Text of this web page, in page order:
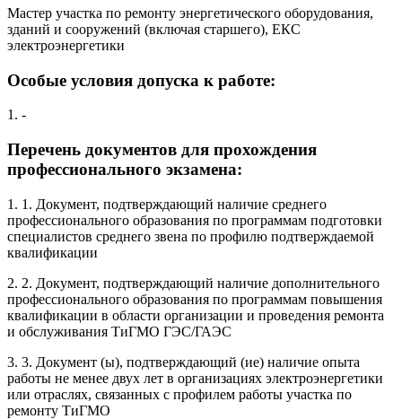
Мастер участка по ремонту энергетического оборудования,
зданий и сооружений (включая старшего), ЕКС
электроэнергетики
Особые условия допуска к работе:
1. -
Перечень документов для прохождения
профессионального экзамена:
1. 1. Документ, подтверждающий наличие среднего
профессионального образования по программам подготовки
специалистов среднего звена по профилю подтверждаемой
квалификации
2. 2. Документ, подтверждающий наличие дополнительного
профессионального образования по программам повышения
квалификации в области организации и проведения ремонта
и обслуживания ТиГМО ГЭС/ГАЭС
3. 3. Документ (ы), подтверждающий (ие) наличие опыта
работы не менее двух лет в организациях электроэнергетики
или отраслях, связанных с профилем работы участка по
ремонту ТиГМО